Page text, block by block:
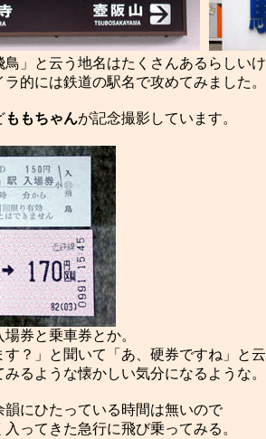
鳥」と云う地名はたくさんあるらしい
的には鉄道の駅名で攻めてみました。
ももちゃんが記念撮影しています。
す？」と聞いて「あ、硬券ですね」と
るような懐かしい気分になるような。
韻にひたっている時間は無いので
ってきた急行に飛び乗ってみる。